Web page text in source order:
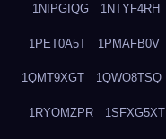
1NIPGIQG 1NTYF4RH
1PET0A5T 1PMAFB0V
1QMT9XGT 1QWO8TSQ
1RYOMZPR 1SFXG5XT